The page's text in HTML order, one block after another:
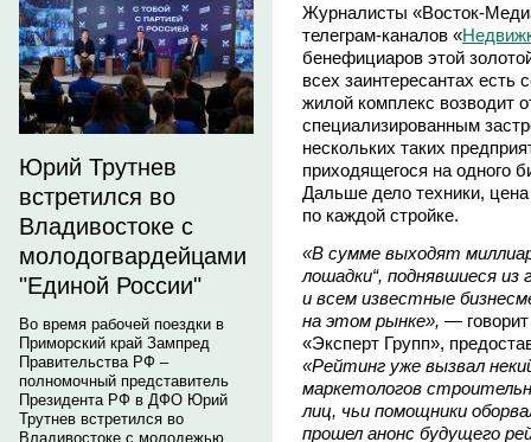
Юрий Трутнев
встретился во
Владивостоке с
молодогвардейцами
"Единой России"
Во время рабочей поездки в
Приморский край Зампред
Правительства РФ –
полномочный представитель
Президента РФ в ДФО Юрий
Трутнев встретился во
Владивостоке с молодежью.
Журналисты «Восток-
телеграм-каналов «
бенефициаров этой
всех заинтересантах
жилой комплекс возводит
специализированным
нескольких таких
приходящегося на одного
Дальше дело техники,
по каждой стройке.
«В сумме выходят
лошадки“, поднявшиеся
и всем известные
на этом рынке», — говорит
«Эксперт Групп»,
«Рейтинг уже вызвал
маркетологов
лиц, чьи помощники
прошел анонс будущего